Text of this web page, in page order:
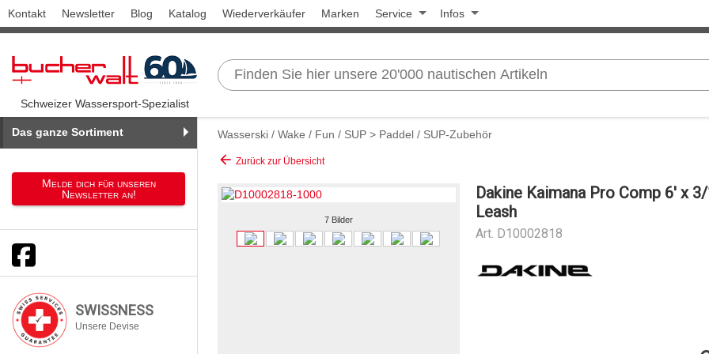
Kontakt Newsletter Blog Katalog Wiederverkäufer Marken Service Infos
Schweizer Wassersport-Spezialist
Das ganze Sortiment
Melde dich für unseren
Newsletter an!
SWISSNESS
Unsere Devise
Wasserski / Wake / Fun / SUP > Paddel / SUP-Zubehör
arrow_back Zurück zur Übersicht
7 Bilder
Dakine Kaimana Pro Comp 6' x
Leash
Art. D10002818